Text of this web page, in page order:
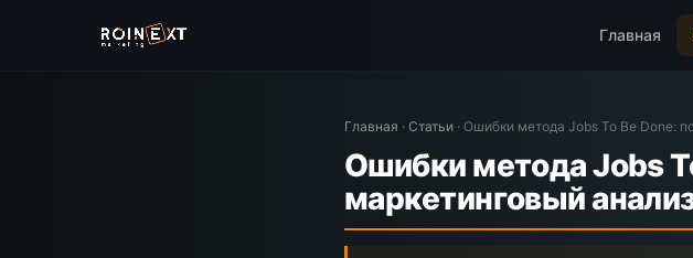
Главная
Главная · Статьи · Ошибки метода Jobs To Be Done:
Ошибки метода Jobs
маркетинговый